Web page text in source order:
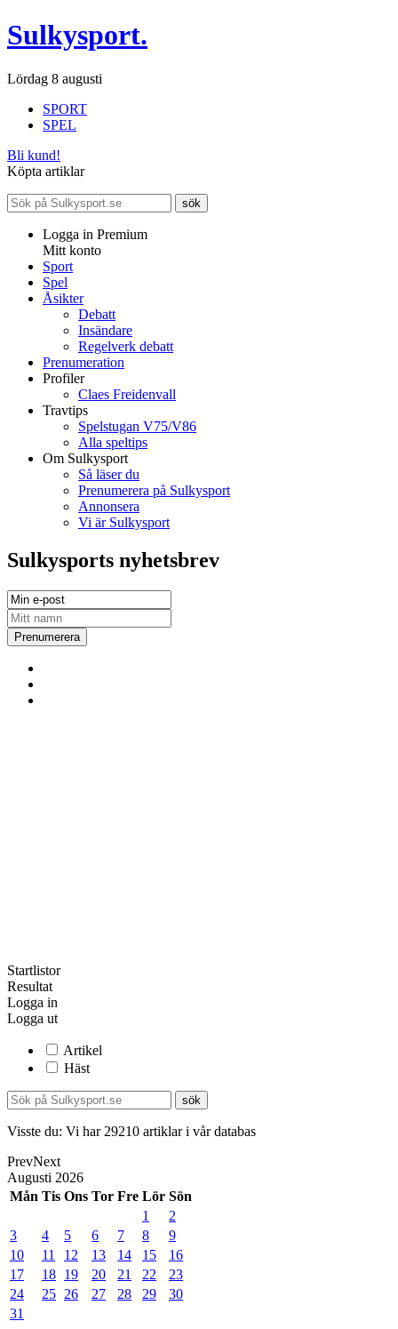
Sulkysport.
Lördag 8 augusti
SPORT
SPEL
Bli kund!
Köpta artiklar
Logga in Premium
Mitt konto
Sport
Spel
Åsikter
Debatt
Insändare
Regelverk debatt
Prenumeration
Profiler
Claes Freidenvall
Travtips
Spelstugan V75/V86
Alla speltips
Om Sulkysport
Så läser du
Prenumerera på Sulkysport
Annonsera
Vi är Sulkysport
Sulkysports nyhetsbrev
Startlistor
Resultat
Logga in
Logga ut
Artikel
Häst
Visste du: Vi har 29210 artiklar i vår databas
PrevNext
Augusti 2026
Mån Tis Ons Tor Fre Lör Sön
1
2
3
4 5 6 7 8
9
10
11 12 13 14 15
16
17
18 19 20 21 22
23
24
25 26 27 28 29
30
31